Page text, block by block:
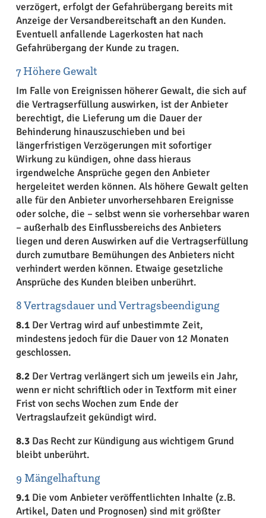
verzögert, erfolgt der Gefahrübergang bereits mit
Anzeige der Versandbereitschaft an den Kunden.
Eventuell anfallende Lagerkosten hat nach
Gefahrübergang der Kunde zu tragen.
7 Höhere Gewalt
Im Falle von Ereignissen höherer Gewalt, die sich auf
die Vertragserfüllung auswirken, ist der Anbieter
berechtigt, die Lieferung um die Dauer der
Behinderung hinauszuschieben und bei
längerfristigen Verzögerungen mit sofortiger
Wirkung zu kündigen, ohne dass hieraus
irgendwelche Ansprüche gegen den Anbieter
hergeleitet werden können. Als höhere Gewalt gelten
alle für den Anbieter unvorhersehbaren Ereignisse
oder solche, die – selbst wenn sie vorhersehbar waren
– außerhalb des Einflussbereichs des Anbieters
liegen und deren Auswirken auf die Vertragserfüllung
durch zumutbare Bemühungen des Anbieters nicht
verhindert werden können. Etwaige gesetzliche
Ansprüche des Kunden bleiben unberührt.
8 Vertragsdauer und Vertragsbeendigung
8.1Der Vertrag wird auf unbestimmte Zeit,
mindestens jedoch für die Dauer von 12 Monaten
geschlossen.
8.2Der Vertrag verlängert sich um jeweils ein Jahr,
wenn er nicht schriftlich oder in Textform mit einer
Frist von sechs Wochen zum Ende der
Vertragslaufzeit gekündigt wird.
8.3Das Recht zur Kündigung aus wichtigem Grund
bleibt unberührt.
9 Mängelhaftung
9.1Die vom Anbieter veröffentlichten Inhalte (z.B.
Artikel, Daten und Prognosen) sind mit größter